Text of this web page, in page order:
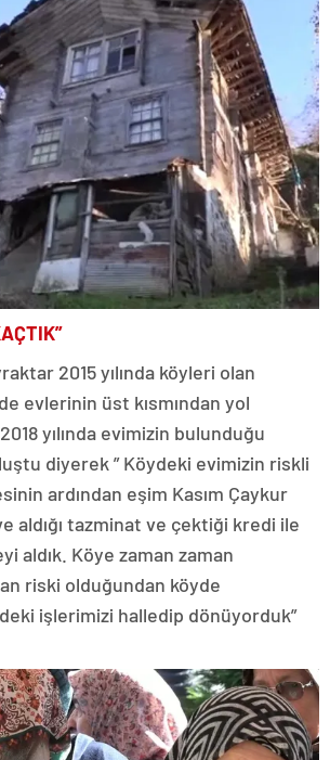
2015 yılında köyleri olan
evlerinin üst kısmından yol
yılında evimizin bulunduğu
diyerek ” Köydeki evimizin riskli
ardından eşim Kasım Çaykur
aldığı tazminat ve çektiği kredi ile
aldık. Köye zaman zaman
riski olduğundan köyde
işlerimizi halledip dönüyorduk”